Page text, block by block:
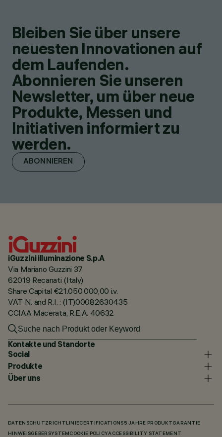
Bleiben Sie über unsere
neuesten Innovationen auf
dem Laufenden.
Abonnieren Sie unseren
Newsletter, um über neue
Produkte, Messen und
Initiativen informiert zu
werden.
ABONNIEREN
iGuzzini illuminazione S.p.A
Via Mariano Guzzini 37
62019 Recanati (Italy)
Share Capital €21.050.000,00 i.v.
VAT N. and R.I. : (IT)00082630435
CCIAA Macerata, R.E.A. 40632
Kontakte und Standorte
Social
Produkte
Über uns
DATENSCHUTZRICHTLINIECERTIFICATIONS 5 JAHRE PRODUKTGARANTIE
HINWEISGEBERSYSTEM COOKIE POLICYACCESSIBILITY STATEMENT